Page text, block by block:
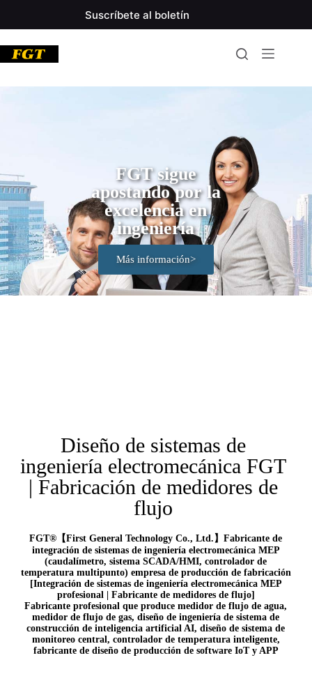
Suscríbete al boletín
Diseño de sistemas de
ingeniería electromecánica FGT
| Fabricación de medidores de
flujo
FGT®【First General Technology Co., Ltd.】Fabricante de
integración de sistemas de ingeniería electromecánica MEP
(caudalímetro, sistema SCADA/HMI, controlador de
temperatura multipunto) empresa de producción de fabricación
[Integración de sistemas de ingeniería electromecánica MEP
profesional | Fabricante de medidores de flujo]
Fabricante profesional que produce medidor de flujo de agua,
medidor de flujo de gas, diseño de ingeniería de sistema de
construcción de inteligencia artificial AI, diseño de sistema de
monitoreo central, controlador de temperatura inteligente,
fabricante de diseño de producción de software IoT y APP